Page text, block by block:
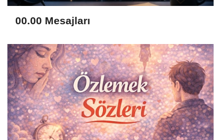
00.00 Mesajları